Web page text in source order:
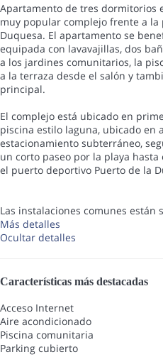
Apartamento de tres dormitorios
muy popular complejo frente a la
Duquesa. El apartamento se
equipada con lavavajillas, dos
a los jardines comunitarios, la
a la terraza desde el salón y
principal.
El complejo está ubicado en
piscina estilo laguna, ubicado en
estacionamiento subterráneo,
un corto paseo por la playa
el puerto deportivo Puerto de la
Las instalaciones comunes
Más detalles
Ocultar detalles
Características más destacadas
Acceso Internet
Aire acondicionado
Piscina comunitaria
Parking cubierto